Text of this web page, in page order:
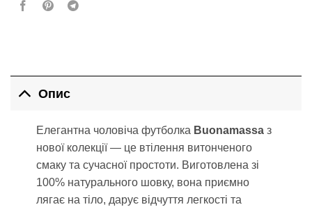
Опис
Елегантна чоловіча футболкаBuonamassaз
нової колекції — це втілення витонченого
смаку та сучасної простоти. Виготовлена зі
100% натурального шовку, вона приємно
лягає на тіло, дарує відчуття легкості та